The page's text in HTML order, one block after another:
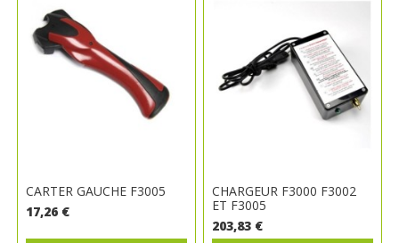
CARTER GAUCHE F3005
17,26 €
CHARGEUR F3000 F3002
ET F3005
203,83 €